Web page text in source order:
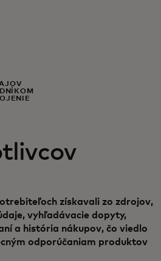
získavali zo zdrojov,
vyhľadávacie dopyty,
a história nákupov, čo viedlo
odporúčaniam produktov